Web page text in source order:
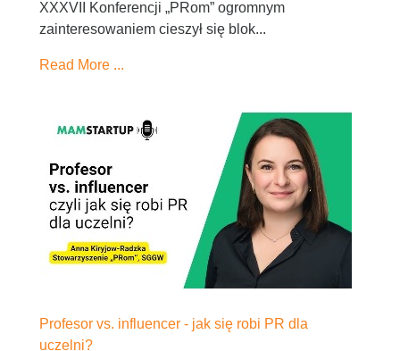
XXXVII Konferencji „PRom” ogromnym
zainteresowaniem cieszył się blok...
Read More ...
Profesor vs. influencer - jak się robi PR dla
uczelni?